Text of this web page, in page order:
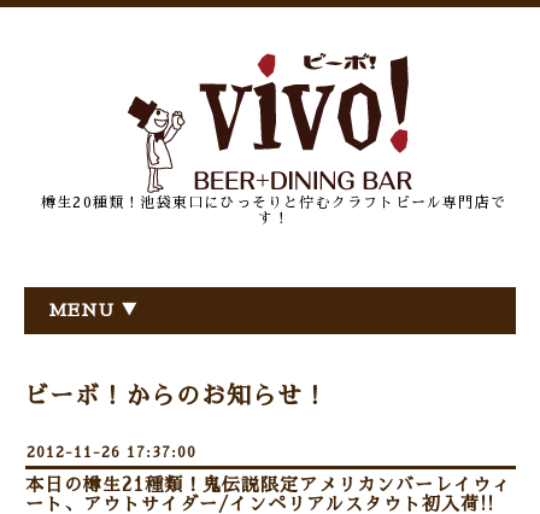
樽生20種類！池袋東口にひっそりと佇むクラフトビール専門店で
す！
MENU ▼
ビーボ！からのお知らせ！
2012-11-26 17:37:00
本日の樽生21種類！鬼伝説限定アメリカンバーレイウィ
ート、アウトサイダー/インペリアルスタウト初入荷!!